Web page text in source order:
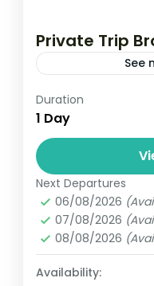
Private Trip
See
Rp.1.650.000,00
Bromo
Duration
1 Day
Next Departures
06/08/2026
07/08/2026
08/08/2026
Availability: